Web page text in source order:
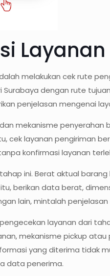
melakukan cek rute
dengan rute
penjelasan mengenai
mekanisme penyerahan
layanan pengiriman
konfirmasi layanan
ini. Berat aktual
berikan data berat,
lain, mintalah
layanan dari
mekanisme pickup
yang diterima tidak
data penerima.